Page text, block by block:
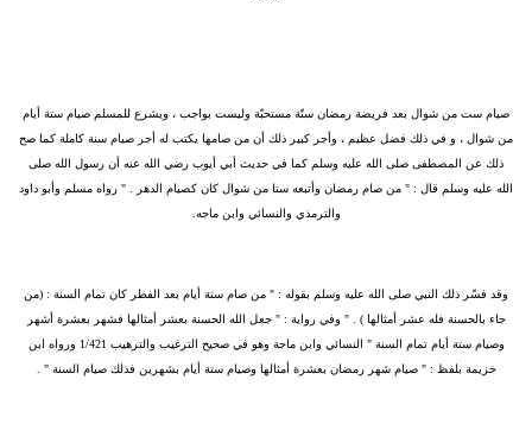
صيام ست من شوال بعد فريضة رمضان سنّة مستحبّة وليست بواجب ، ويشرع للمسلم صيام ستة أيام
من شوال ، و في ذلك فضل عظيم ، وأجر كبير ذلك أن من صامها يكتب له أجر صيام سنة كاملة كما صح
ذلك عن المصطفى صلى الله عليه وسلم كما في حديث أبي أيوب رضي الله عنه أن رسول الله صلى
الله عليه وسلم قال : " من صام رمضان وأتبعه ستا من شوال كان كصيام الدهر . " رواه مسلم وأبو داود
والترمذي والنسائي وابن ماجه.
وقد فسّر ذلك النبي صلى الله عليه وسلم بقوله : " من صام ستة أيام بعد الفطر كان تمام السنة : (من
جاء بالحسنة فله عشر أمثالها ) . " وفي رواية : " جعل الله الحسنة بعشر أمثالها فشهر بعشرة أشهر
وصيام ستة أيام تمام السنة " النسائي وابن ماجة وهو في صحيح الترغيب والترهيب 1/421 ورواه ابن
خزيمة بلفظ : " صيام شهر رمضان بعشرة أمثالها وصيام ستة أيام بشهرين فذلك صيام السنة " .